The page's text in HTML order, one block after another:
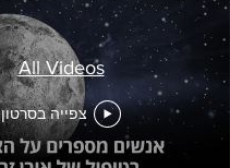
All Videos
צפייה בסרטון